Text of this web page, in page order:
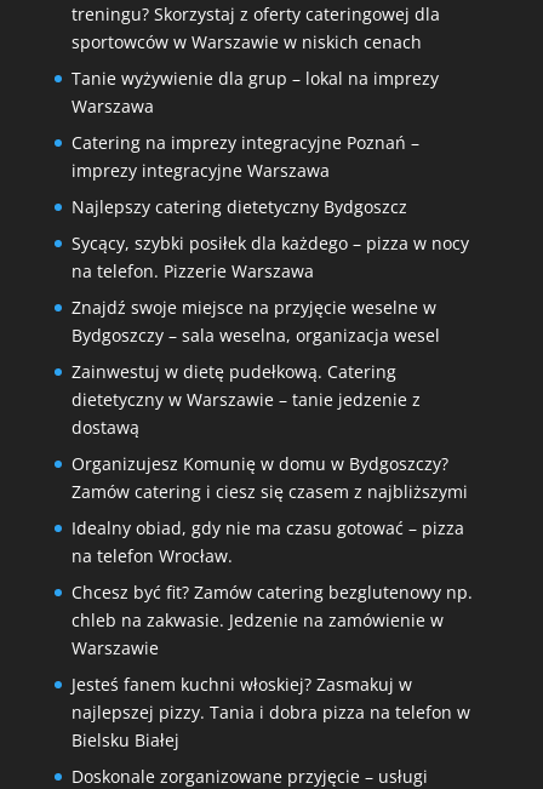
treningu? Skorzystaj z oferty cateringowej dla
sportowców w Warszawie w niskich cenach
Tanie wyżywienie dla grup – lokal na imprezy
Warszawa
Catering na imprezy integracyjne Poznań –
imprezy integracyjne Warszawa
Najlepszy catering dietetyczny Bydgoszcz
Sycący, szybki posiłek dla każdego – pizza w nocy
na telefon. Pizzerie Warszawa
Znajdź swoje miejsce na przyjęcie weselne w
Bydgoszczy – sala weselna, organizacja wesel
Zainwestuj w dietę pudełkową. Catering
dietetyczny w Warszawie – tanie jedzenie z
dostawą
Organizujesz Komunię w domu w Bydgoszczy?
Zamów catering i ciesz się czasem z najbliższymi
Idealny obiad, gdy nie ma czasu gotować – pizza
na telefon Wrocław.
Chcesz być fit? Zamów catering bezglutenowy np.
chleb na zakwasie. Jedzenie na zamówienie w
Warszawie
Jesteś fanem kuchni włoskiej? Zasmakuj w
najlepszej pizzy. Tania i dobra pizza na telefon w
Bielsku Białej
Doskonale zorganizowane przyjęcie – usługi